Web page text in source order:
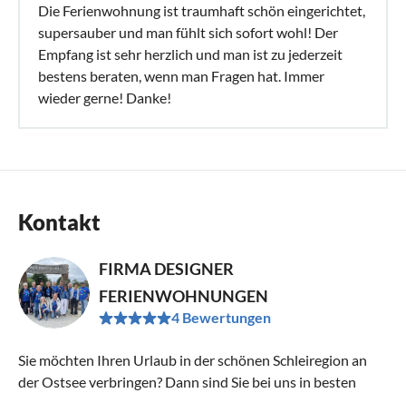
Die Ferienwohnung ist traumhaft schön eingerichtet,
supersauber und man fühlt sich sofort wohl! Der
Empfang ist sehr herzlich und man ist zu jederzeit
bestens beraten, wenn man Fragen hat. Immer
wieder gerne! Danke!
Kontakt
FIRMA DESIGNER
FERIENWOHNUNGEN
4 Bewertungen
Sie möchten Ihren Urlaub in der schönen Schleiregion an
der Ostsee verbringen? Dann sind Sie bei uns in besten